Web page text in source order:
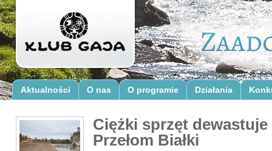
Aktualności O nas O programie Działania
Ciężki sprzęt dewastuje
Przełom Białki